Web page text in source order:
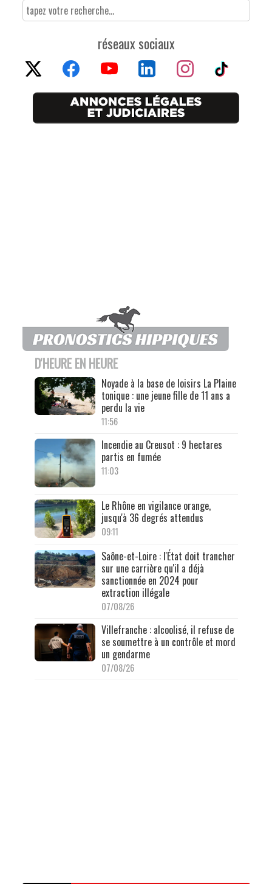
réseaux sociaux
D'HEURE EN HEURE
Noyade à la base de loisirs La Plaine
tonique : une jeune fille de 11 ans a
perdu la vie
11:56
Incendie au Creusot : 9 hectares
partis en fumée
11:03
Le Rhône en vigilance orange,
jusqu'à 36 degrés attendus
09:11
Saône-et-Loire : l'État doit trancher
sur une carrière qu'il a déjà
sanctionnée en 2024 pour
extraction illégale
07/08/26
Villefranche : alcoolisé, il refuse de
se soumettre à un contrôle et mord
un gendarme
07/08/26